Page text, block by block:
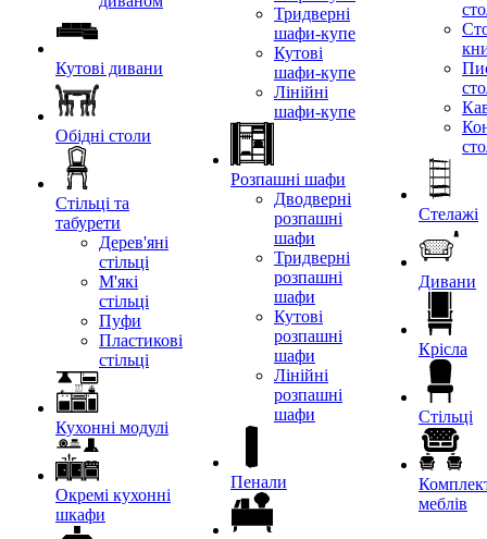
Кутові дивани
Обідні столи
Стільці та
табурети
Дерев'яні
стільці
М'які
стільці
Пуфи
Пластикові
стільці
Кухонні модулі
Окремі кухонні
шкафи
Тридверні
шафи-купе
Кутові
шафи-купе
Лінійні
шафи-купе
Розпашні шафи
Дводверні
розпашні
шафи
Тридверні
розпашні
шафи
Кутові
розпашні
шафи
Лінійні
розпашні
шафи
Пенали
Стелажі
Дивани
Крісла
Стільці
меблів